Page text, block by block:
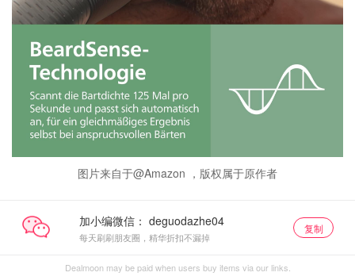
图片来自于@Amazon ，版权属于原作者
加小编微信：
每天刷刷朋友圈，精华折扣不漏掉
复制
Dealmoon may be paid when users buy items via our links.